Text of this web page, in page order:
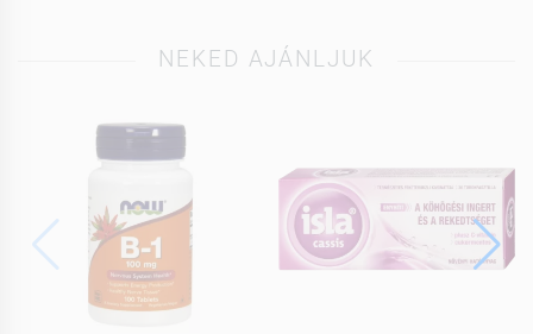
NEKED AJÁNLJUK